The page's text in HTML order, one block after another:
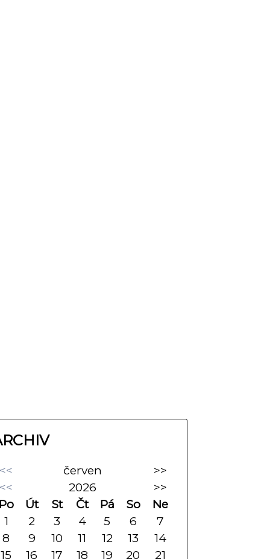
<< červen
>>
<<
2026
>>
Út St Čt Pá So
Ne
1
2 3 4 5 6
7
8
9 10 11 12 13
14
15
16 17 18 19 20
21